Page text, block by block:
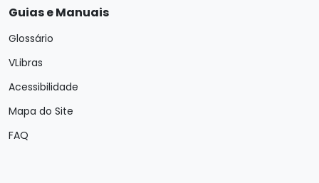
Guias e Manuais
Glossário
VLibras
Acessibilidade
Mapa do Site
FAQ